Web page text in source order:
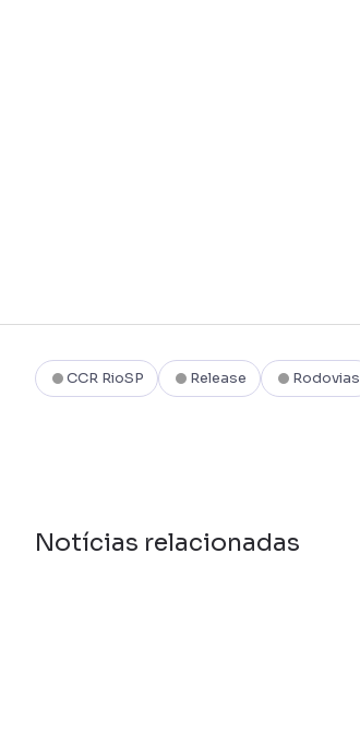
CCR RioSP Release Rodovias
Notícias relacionadas